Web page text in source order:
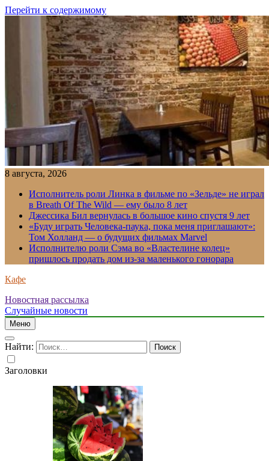
Перейти к содержимому
8 августа, 2026
Исполнитель роли Линка в фильме по «Зельде» не играл
в Breath Of The Wild — ему было 8 лет
Джессика Бил вернулась в большое кино спустя 9 лет
«Буду играть Человека-паука, пока меня приглашают»:
Том Холланд — о будущих фильмах Marvel
Исполнителю роли Сэма во «Властелине колец»
пришлось продать дом из-за маленького гонорара
Кафе
Новостная рассылка
Случайные новости
Меню
Найти:
Заголовки